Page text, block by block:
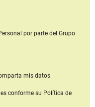
por parte del Grupo
mis datos
conforme su Política de